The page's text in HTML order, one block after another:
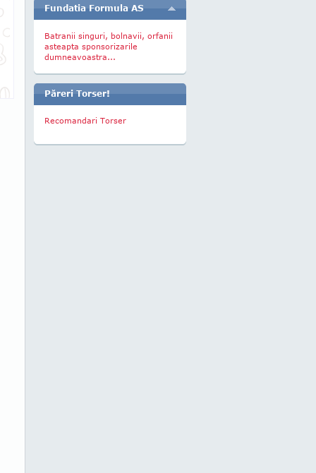
Fundatia Formula AS
Batranii singuri, bolnavii, orfanii
asteapta sponsorizarile
dumneavoastra...
Păreri Torser!
Recomandari Torser